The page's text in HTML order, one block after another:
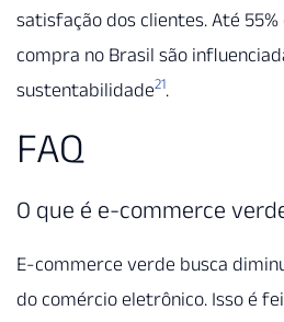
satisfação dos clientes. Até 55%
compra no Brasil são
sustentabilidade21.
FAQ
O que é e-commerce
E-commerce verde busca
do comércio eletrônico. Isso é